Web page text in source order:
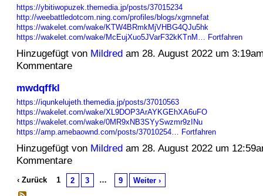
https://ybitiwopuzek.themedia.jp/posts/37015234
http://weebattledotcom.ning.com/profiles/blogs/xgmnefat
https://wakelet.com/wake/KTW4BRmkMjVHBG4QJu5hk
https://wakelet.com/wake/McEujXuo5JVarF32kKTnM… Fortfahren
Hinzugefügt von Mildred am 28. August 2022 um
Kommentare
mwdqffkl
https://iqunkelujeth.themedia.jp/posts/37010563
https://wakelet.com/wake/XL9DOP3ArAYKGEhXA6uFO
https://wakelet.com/wake/0MR9xNB3SYySwzmr9zINu
https://amp.amebaownd.com/posts/37010254…
Fortfahren
Hinzugefügt von Mildredam 28. August 2022 um
Kommentare
‹ Zurück 1 2 3 … 9 Weiter ›